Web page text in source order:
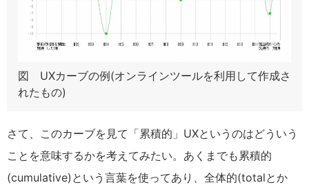
図 UXカーブの例(オンラインツールを利用して作成さ
れたもの)
さて、このカーブを見て「累積的」UXというのはどういう
ことを意味するかを考えてみたい。あくまでも累積的
(cumulative)という言葉を使ってあり、全体的(totalとか